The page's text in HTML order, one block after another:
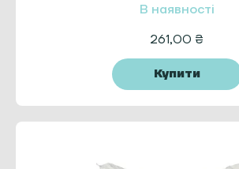
В наявності
261,00 ₴
Купити